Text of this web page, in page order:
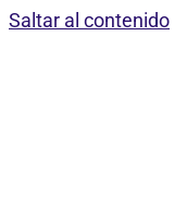
Saltar al contenido